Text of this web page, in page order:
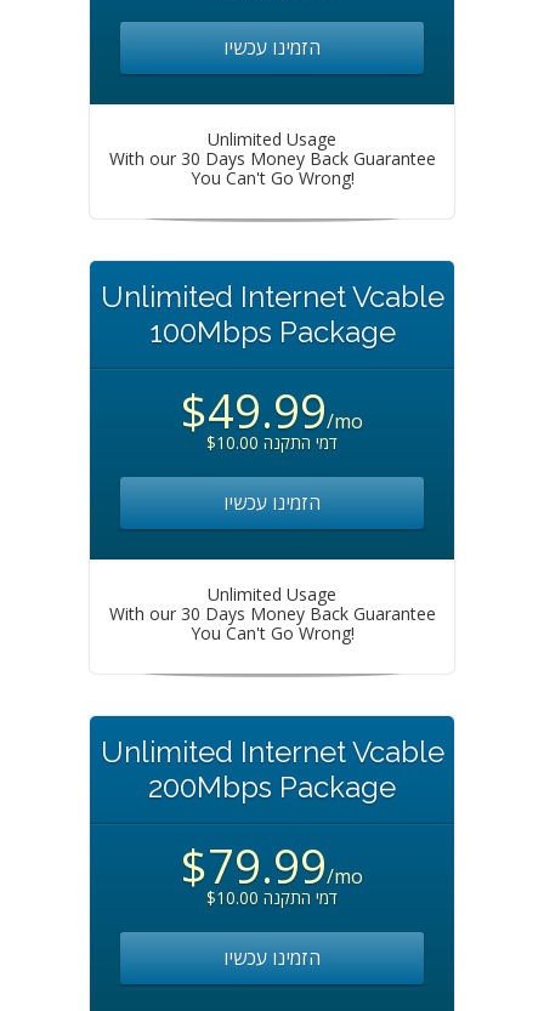
הזמינו עכשיו
Unlimited Usage
With our 30 Days Money Back Guarantee
You Can't Go Wrong!
Unlimited Internet Vcable
100Mbps Package
$49.99/mo
$10.00 דמי התקנה
הזמינו עכשיו
Unlimited Usage
With our 30 Days Money Back Guarantee
You Can't Go Wrong!
Unlimited Internet Vcable
200Mbps Package
$79.99/mo
$10.00 דמי התקנה
הזמינו עכשיו